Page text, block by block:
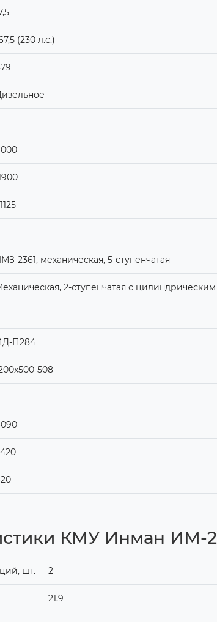
(230 л.с.)
2361, механическая, 5-ступенчатая
2-ступенчатая с
П284
508
КМУ Инман ИМ-
шт. 2
21,9